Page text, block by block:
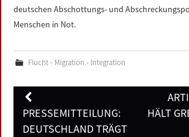
deutschen Abschottungs- und
Menschen in Not.
Flucht - Migration - Integration
Post
navigation
PRESSEMITTEILUNG:
DEUTSCHLAND TRÄGT
HÄLT